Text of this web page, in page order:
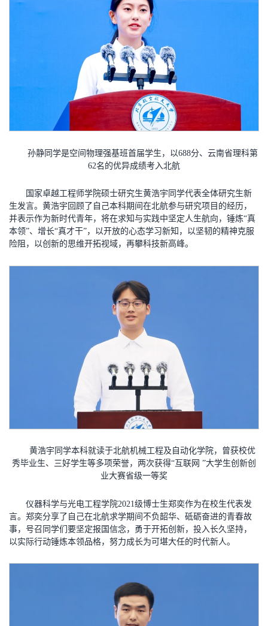
孙静同学是空间物理强基班首届学生，以688分、云南省理科第
62名的优异成绩考入北航
国家卓越工程师学院硕士研究生黄浩宇同学代表全体研究生新
生发言。黄浩宇回顾了自己本科期间在北航参与研究项目的经历，
并表示作为新时代青年，将在求知与实践中坚定人生航向，锤炼“真
本领”、增长“真才干”，以开放的心态学习新知，以坚韧的精神克服
险阻，以创新的思维开拓视域，再攀科技新高峰。
黄浩宇同学本科就读于北航机械工程及自动化学院，曾获校优
秀毕业生、三好学生等多项荣誉，两次获得“互联网 ”大学生创新创
业大赛省级一等奖
仪器科学与光电工程学院2021级博士生郑奕作为在校生代表发
言。郑奕分享了自己在北航求学期间不负韶华、砥砺奋进的青春故
事，号召同学们要坚定报国信念，勇于开拓创新，投入长久坚持，
以实际行动锤炼本领品格，努力成长为可堪大任的时代新人。